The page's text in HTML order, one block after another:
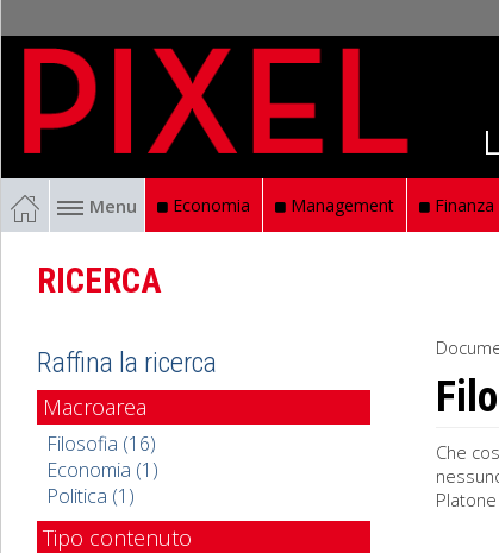
Menu Economia Management Finanza
RICERCA
Che
Raffina la ricerca
Macroarea
Filosofia (16)
Economia (1)
Politica (1)
Tipo contenuto